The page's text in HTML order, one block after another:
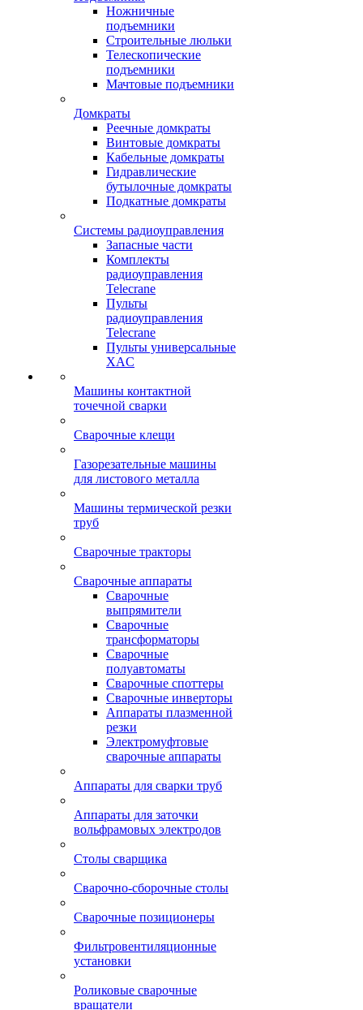
Ножничные
подъемники
Строительные люльки
Телескопические
подъемники
Мачтовые подъемники
Домкраты
Реечные домкраты
Винтовые домкраты
Кабельные домкраты
Гидравлические
бутылочные домкраты
Подкатные домкраты
Системы радиоуправления
Запасные части
Комплекты
радиоуправления
Telecrane
Пульты
радиоуправления
Telecrane
Пульты универсальные
XAC
Машины контактной
точечной сварки
Сварочные клещи
Газорезательные машины
для листового металла
Машины термической резки
труб
Сварочные тракторы
Сварочные аппараты
Сварочные
выпрямители
Сварочные
трансформаторы
Сварочные
полуавтоматы
Сварочные споттеры
Сварочные инверторы
Аппараты плазменной
резки
Электромуфтовые
сварочные аппараты
Аппараты для сварки труб
Аппараты для заточки
вольфрамовых электродов
Столы сварщика
Сварочно-сборочные столы
Сварочные позиционеры
Фильтровентиляционные
установки
Роликовые сварочные
вращатели